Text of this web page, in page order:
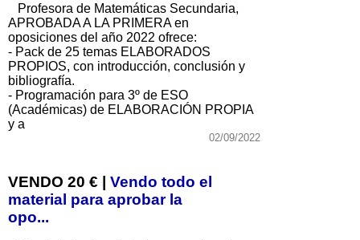
Profesora de Matemáticas Secundaria,
APROBADA A LA PRIMERA en
oposiciones del año 2022 ofrece:
- Pack de 25 temas ELABORADOS
PROPIOS, con introducción, conclusión y
bibliografía.
- Programación para 3º de ESO
(Académicas) de ELABORACIÓN PROPIA
y a
02/09/2022
VENDO 20 € | Vendo todo el
material para aprobar la
opo...